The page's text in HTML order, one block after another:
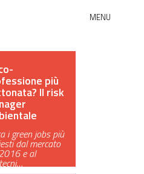
MENU
più
Il risk
i green jobs più
dal mercato
e al